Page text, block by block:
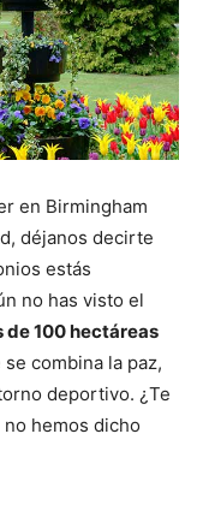
en Birmingham
déjanos decirte
estás
no has visto el
de 100 hectáreas
combina la paz,
deportivo. ¿Te
no hemos dicho